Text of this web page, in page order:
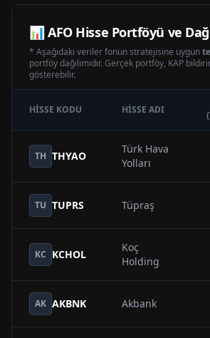
📊AFOHisse Portföyü ve
* Aşağıdaki veriler fonun stratejisine uygun
portföy dağılımıdır. Gerçek portföy, KAP
gösterebilir.
HISSE KODU HISSE ADI
TH THYAO
Türk Hava
Yolları
TU TUPRS Tüpraş
KC KCHOL
Koç
Holding
AK AKBNK Akbank